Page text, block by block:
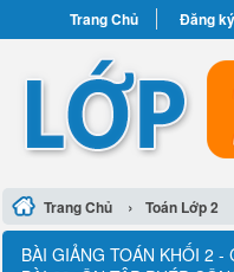
Trang Chủ Đăng ký
Trang Chủ › Toán Lớp 2
BÀI GIẢNG TOÁN KHỐI 2